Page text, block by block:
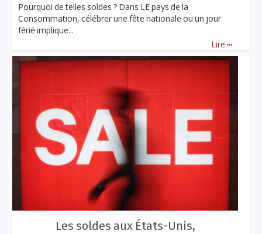
Pourquoi de telles soldes ? Dans LE pays de la
Consommation, célébrer une fête nationale ou un jour
férié implique...
Lire ...
Les soldes aux États-Unis,